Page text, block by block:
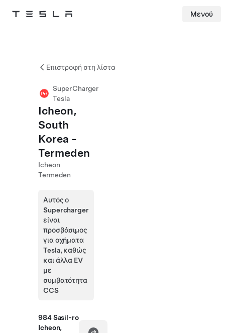
Tesla Μενού
Επιστροφή στη λίστα
SuperCharger
Tesla
Icheon,
South
Korea -
Termeden
Icheon
Termeden
Αυτός ο
Supercharger
είναι
προσβάσιμος
για οχήματα
Tesla, καθώς
και άλλα EV
με
συμβατότητα
CCS
984 Sasil-ro
Icheon,